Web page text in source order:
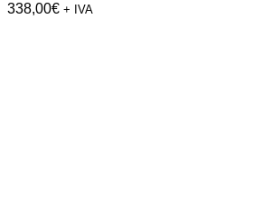
338,00€ + IVA